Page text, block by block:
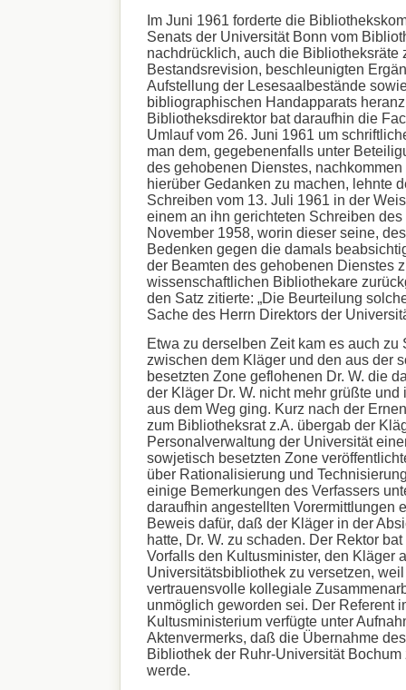
Im Juni 1961 forderte die
Senats der Universität Bonn vom
nachdrücklich, auch die Bibliotheksräte
Bestandsrevision, beschleunigten
Aufstellung der Lesesaalbestände
bibliographischen Handapparats
Bibliotheksdirektor bat daraufhin die
Umlauf vom 26. Juni 1961 um
man dem, gegebenenfalls unter
des gehobenen Dienstes,
hierüber Gedanken zu machen, lehnte
Schreiben vom 13. Juli 1961 in der
einem an ihn gerichteten Schreiben des
November 1958, worin dieser seine,
Bedenken gegen die damals
der Beamten des gehobenen Dienstes
wissenschaftlichen Bibliothekare
den Satz zitierte: „Die Beurteilung
Sache des Herrn Direktors der
Etwa zu derselben Zeit kam es auch zu
zwischen dem Kläger und den aus der
besetzten Zone geflohenen Dr. W. die
der Kläger Dr. W. nicht mehr grüßte und
aus dem Weg ging. Kurz nach der
zum Bibliotheksrat z.A. übergab der
Personalverwaltung der Universität
sowjetisch besetzten Zone
über Rationalisierung und
einige Bemerkungen des Verfassers
daraufhin angestellten Vorermittlungen
Beweis dafür, daß der Kläger in der
hatte, Dr. W. zu schaden. Der Rektor
Vorfalls den Kultusminister, den Kläger
Universitätsbibliothek zu versetzen,
vertrauensvolle kollegiale
unmöglich geworden sei. Der Referent
Kultusministerium verfügte unter
Aktenvermerks, daß die Übernahme
Bibliothek der Ruhr-Universität
werde.